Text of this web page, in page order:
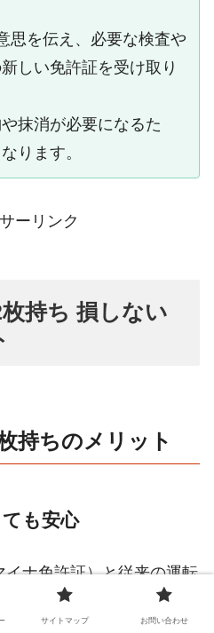
思を伝え、必要な検査や
しい免許証を受け取り
抹消が必要になるた
ります。
ーリンク
持ち 損しない
持ちのメリット
も安心
ナ免許証）と従来の運転
ば、どちらか一方を紛失
サイトマップ お問い合わせ